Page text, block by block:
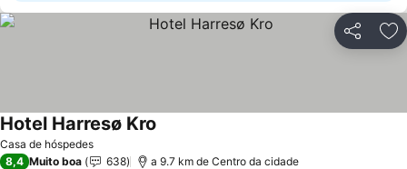
Partilhar
Casa de hóspedes
Hotel Harresø Kro
8,4 Muito boa 638 a 9.7 km de Centro da cidade